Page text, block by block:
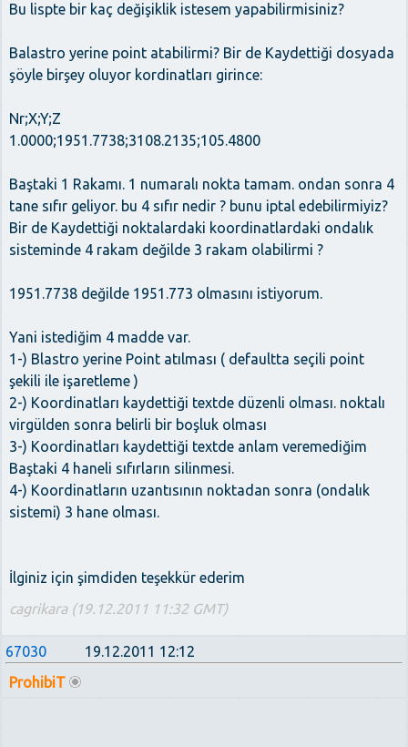
Bu lispte bir kaç değişiklik istesem yapabilirmisiniz?
Balastro yerine point atabilirmi? Bir de Kaydettiği dosyada
şöyle birşey oluyor kordinatları girince:
Nr;X;Y;Z
1.0000;1951.7738;3108.2135;105.4800
Baştaki 1 Rakamı. 1 numaralı nokta tamam. ondan sonra 4
tane sıfır geliyor. bu 4 sıfır nedir ? bunu iptal edebilirmiyiz?
Bir de Kaydettiği noktalardaki koordinatlardaki ondalık
sisteminde 4 rakam değilde 3 rakam olabilirmi ?
1951.7738 değilde 1951.773 olmasını istiyorum.
Yani istediğim 4 madde var.
1-) Blastro yerine Point atılması ( defaultta seçili point
şekili ile işaretleme )
2-) Koordinatları kaydettiği textde düzenli olması. noktalı
virgülden sonra belirli bir boşluk olması
3-) Koordinatları kaydettiği textde anlam veremediğim
Baştaki 4 haneli sıfırların silinmesi.
4-) Koordinatların uzantısının noktadan sonra (ondalık
sistemi) 3 hane olması.
İlginiz için şimdiden teşekkür ederim
cagrikara (19.12.2011 11:32 GMT)
67030
19.12.2011 12:12
ProhibiT